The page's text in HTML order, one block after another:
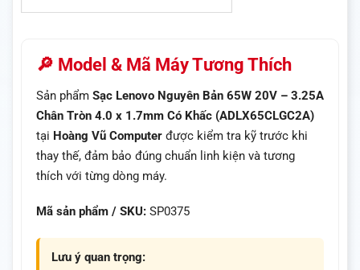
🔎 Model & Mã Máy Tương Thích
Sản phẩm Sạc Lenovo Nguyên Bản 65W 20V – 3.25A
Chân Tròn 4.0 x 1.7mm Có Khấc (ADLX65CLGC2A)
tại Hoàng Vũ Computer được kiểm tra kỹ trước khi
thay thế, đảm bảo đúng chuẩn linh kiện và tương
thích với từng dòng máy.
Mã sản phẩm / SKU: SP0375
Lưu ý quan trọng: